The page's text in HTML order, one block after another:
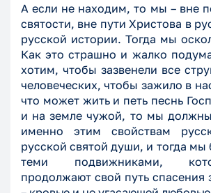
А если не находим, то мы – вне
святости, вне пути Христова в
русской истории. Тогда мы
Как это страшно и жалко
хотим, чтобы зазвенели все
человеческих, чтобы зажило в
что может жить и петь песнь
и на земле чужой, то мы
именно этим свойствам
русской святой души, и тогда
теми подвижниками,
продолжают свой путь спасения